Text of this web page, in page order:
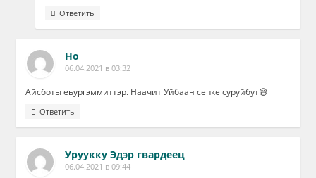
Ответить
Но
06.04.2021 в 03:32
Айсботы еьургэммиттэр. Наачит Уйбаан сепке суруйбут😅
Ответить
Уруукку Эдэр гвардеец
06.04.2021 в 09:44